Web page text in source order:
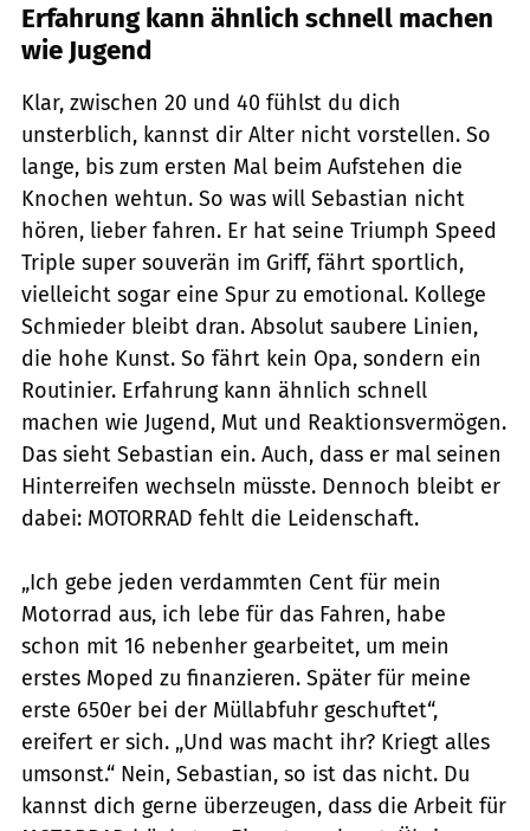
Erfahrung kann ähnlich schnell machen
wie Jugend
Klar, zwischen 20 und 40 fühlst du dich
unsterblich, kannst dir Alter nicht vorstellen. So
lange, bis zum ersten Mal beim Aufstehen die
Knochen wehtun. So was will Sebastian nicht
hören, lieber fahren. Er hat seine Triumph Speed
Triple super souverän im Griff, fährt sportlich,
vielleicht sogar eine Spur zu emotional. Kollege
Schmieder bleibt dran. Absolut saubere Linien,
die hohe Kunst. So fährt kein Opa, sondern ein
Routinier. Erfahrung kann ähnlich schnell
machen wie Jugend, Mut und Reaktionsvermögen.
Das sieht Sebastian ein. Auch, dass er mal seinen
Hinterreifen wechseln müsste. Dennoch bleibt er
dabei: MOTORRAD fehlt die Leidenschaft.
„Ich gebe jeden verdammten Cent für mein
Motorrad aus, ich lebe für das Fahren, habe
schon mit 16 nebenher gearbeitet, um mein
erstes Moped zu finanzieren. Später für meine
erste 650er bei der Müllabfuhr geschuftet“,
ereifert er sich. „Und was macht ihr? Kriegt alles
umsonst.“ Nein, Sebastian, so ist das nicht. Du
kannst dich gerne überzeugen, dass die Arbeit für